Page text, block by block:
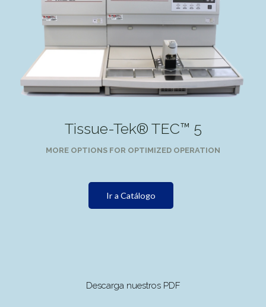
Tissue-Tek® TEC™ 5
MORE OPTIONS FOR OPTIMIZED OPERATION
Ir a Catálogo
Descarga nuestros PDF